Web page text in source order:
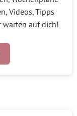
Videos, Tipps
warten auf dich!